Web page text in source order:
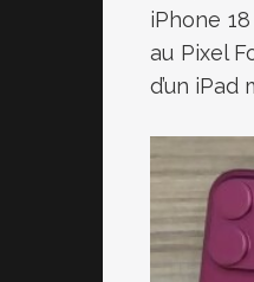
iPhone
au Pixel
d’un